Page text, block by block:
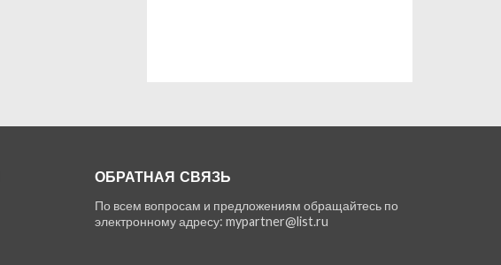
ОБРАТНАЯ СВЯЗЬ
По всем вопросам и предложениям обращайтесь по
электронному адресу: mypartner@list.ru